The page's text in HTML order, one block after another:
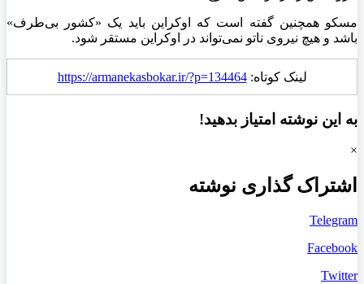
مسکو همچنین گفته است که اوکراین باید یک «کشور بی‌طرف»
باشد و هیچ نیروی ناتو نمی‌تواند در اوکراین مستقر شود.
لینک کوتاه:https://armanekasbokar.ir/?p=134464
به این نوشته امتیاز بدهید!
×
اشتراک گذاری نوشته
Telegram
Facebook
Twitter